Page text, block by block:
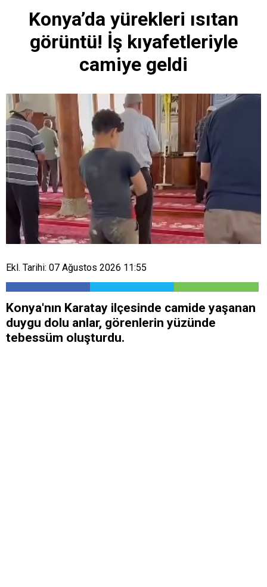
Konya’da yürekleri ısıtan
görüntü! İş kıyafetleriyle
camiye geldi
Ekl. Tarihi: 07 Ağustos 2026 11:55
Konya'nın Karatay ilçesinde camide yaşanan
duygu dolu anlar, görenlerin yüzünde
tebessüm oluşturdu.